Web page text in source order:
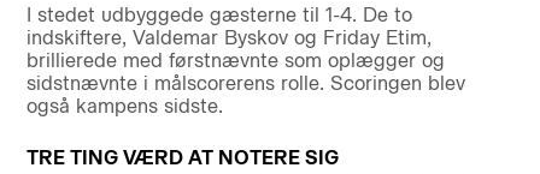
I stedet udbyggede gæsterne til 1-4. De to
indskiftere, Valdemar Byskov og Friday Etim,
brillierede med førstnævnte som oplægger og
sidstnævnte i målscorerens rolle. Scoringen blev
også kampens sidste.
TRE TING VÆRD AT NOTERE SIG